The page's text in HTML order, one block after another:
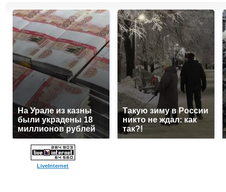
На Урале из казны
были украдены 18
миллионов рублей
Такую зиму в России
никто не ждал: как
так?!
LiveInternet